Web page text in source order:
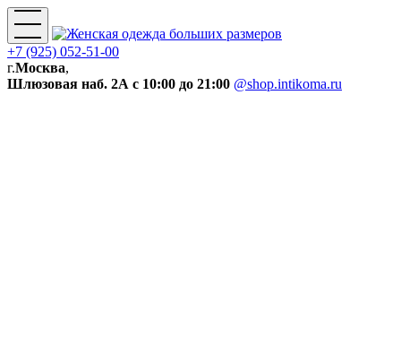
+7 (925) 052-51-00
г.Москва,
Шлюзовая наб. 2А с 10:00 до 21:00 @shop.intikoma.ru